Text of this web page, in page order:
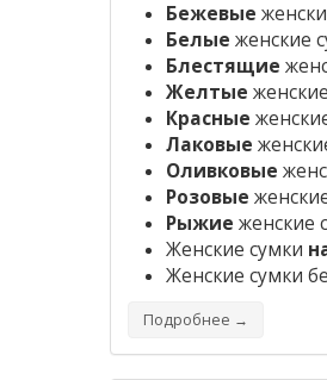
Бежевые
Белые женские
Блестящие
Желтые
Красные
Лаковые
Оливковые
Розовые
Рыжие женские
Женские сумки
Женские сумки
Подробнее →